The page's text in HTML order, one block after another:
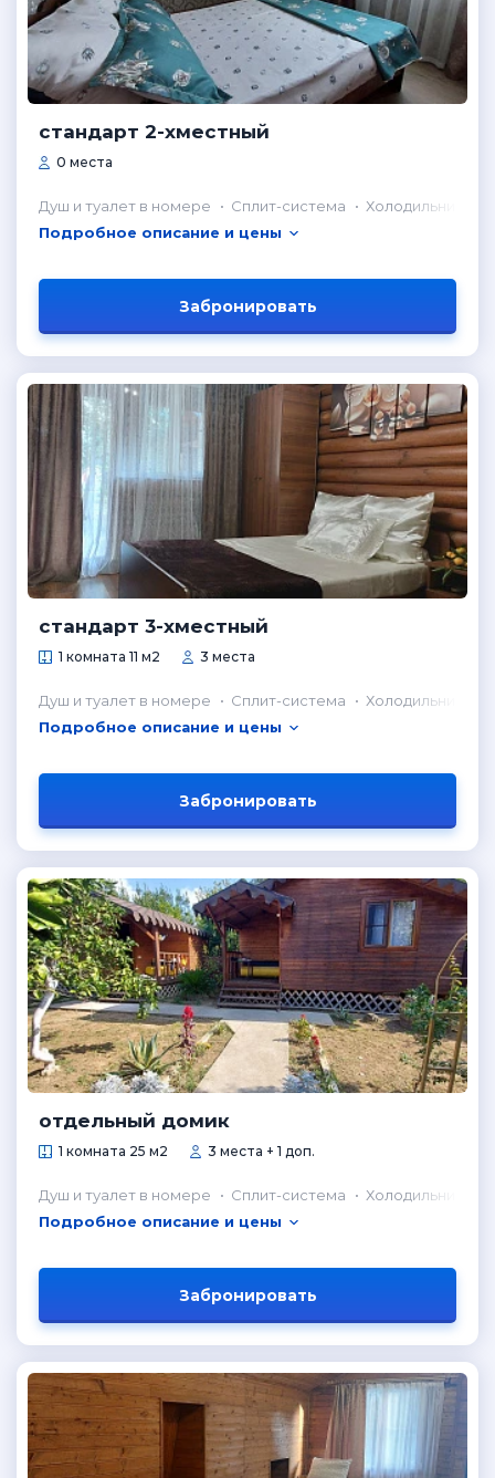
стандарт 2-хместный
0 места
Душ и туалет в номере Сплит-система
Холодильник в
Подробное описание и цены
Забронировать
стандарт 3-хместный
1 комната 11 м2 3 места
Душ и туалет в номере Сплит-система
Холодильник в
Подробное описание и цены
Забронировать
отдельный домик
1 комната 25 м2 3 места + 1 доп.
Душ и туалет в номере Сплит-система
Холодильник в
Подробное описание и цены
Забронировать